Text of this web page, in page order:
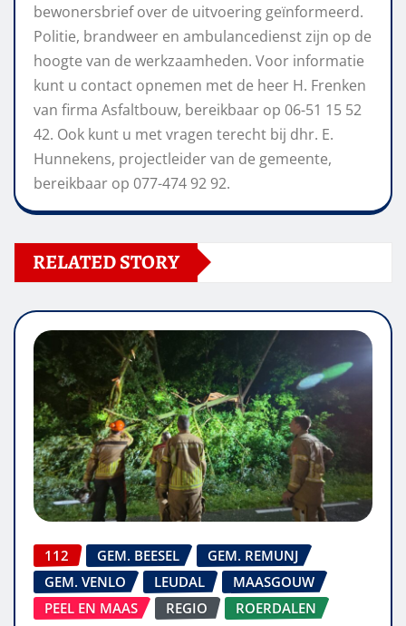
bewonersbrief over de uitvoering geïnformeerd.
Politie, brandweer en ambulancedienst zijn op de
hoogte van de werkzaamheden. Voor informatie
kunt u contact opnemen met de heer H. Frenken
van firma Asfaltbouw, bereikbaar op 06-51 15 52
42. Ook kunt u met vragen terecht bij dhr. E.
Hunnekens, projectleider van de gemeente,
bereikbaar op 077-474 92 92.
RELATED STORY
112 GEM. BEESEL
GEM. REMUNJ
GEM. VENLO
LEUDAL
MAASGOUW
PEEL EN MAAS
REGIO ROERDALEN